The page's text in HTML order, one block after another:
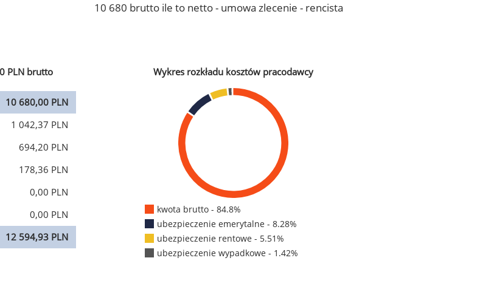
10 680 brutto ile to netto - umowa zlecenie - rencista
PLN brutto
10 680,00 PLN
1 042,37 PLN
694,20 PLN
178,36 PLN
0,00 PLN
0,00 PLN
12 594,93 PLN
Wykres rozkładu kosztów pracodawcy
kwota brutto - 84.8%
ubezpieczenie emerytalne - 8.28%
ubezpieczenie rentowe - 5.51%
ubezpieczenie wypadkowe - 1.42%